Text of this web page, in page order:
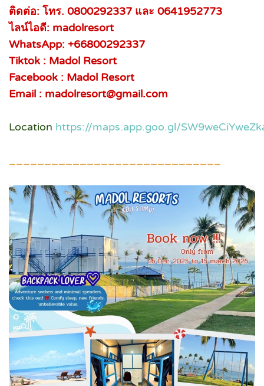
ติดต่อ: โทร. 0800292337 และ 0641952773
ไลน์ไอดี: madolresort
WhatsApp: +66800292337
Tiktok : Madol Resort
Facebook : Madol Resort
Email : madolresort@gmail.com
Location https://maps.app.goo.gl/